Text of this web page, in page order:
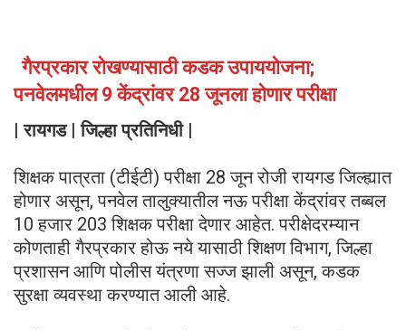
गैरप्रकार रोखण्यासाठी कडक उपाययोजना;
पनवेलमधील 9 केंद्रांवर 28 जूनला होणार परीक्षा
| रायगड | जिल्हा प्रतिनिधी |
शिक्षक पात्रता (टीईटी) परीक्षा 28 जून रोजी रायगड जिल्ह्यात
होणार असून, पनवेल तालुक्यातील नऊ परीक्षा केंद्रांवर तब्बल
10 हजार 203 शिक्षक परीक्षा देणार आहेत. परीक्षेदरम्यान
कोणताही गैरप्रकार होऊ नये यासाठी शिक्षण विभाग, जिल्हा
प्रशासन आणि पोलीस यंत्रणा सज्ज झाली असून, कडक
सुरक्षा व्यवस्था करण्यात आली आहे.